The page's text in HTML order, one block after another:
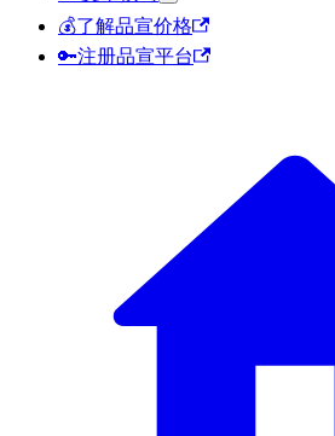
💰了解品宣价格
🔑注册品宣平台